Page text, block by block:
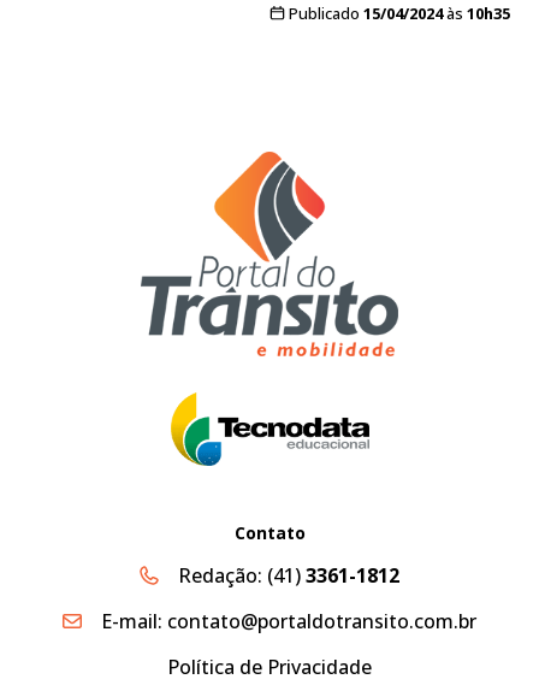
Publicado 15/04/2024às 10h35
Contato
Redação: (41)3361-1812
E-mail: contato@portaldotransito.com.br
Política de Privacidade